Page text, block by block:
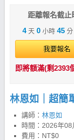
單、
為輔
投資
控制
外期
法」
旺來
距離報名截止
4天 0 小時 45 分
我要報名
即將額滿(剩2393
講師： 林恩如
時間： 2026年
費用：NT$0